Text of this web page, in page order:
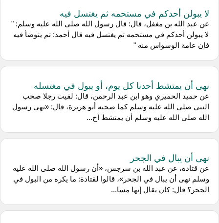
لا يبولن أحدكم في مستحمه ثم يغتسل فيه
عن عبد الله بن مغفل، قال: قال رسول الله صلى الله عليه وسلم: "
لا يبولن أحدكم في مستحمه ثم يغتسل فيه قال أحمد: ثم يتوضأ فيه
فإن عامة الوسواس منه "
نهى أن يمتشط أحدنا كل يوم، أو يبول في مغتسله
عن حميد الحميري وهو ابن عبد الرحمن، قال: لقيت رجلا صحب
النبي صلى الله عليه وسلم كما صحبه أبو هريرة، قال: «نهى رسول
الله صلى الله عليه وسلم أن يمتشط أح...
نهى أن يبال في الجحر
عن قتادة، عن عبد الله بن سرجس، «أن رسول الله صلى الله عليه
وسلم نهى أن يبال في الجحر»، قالوا لقتادة: ما يكره من البول في
الجحر؟ قال: كان يقال إنها مسا...